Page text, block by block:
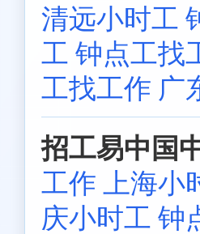
清远小时工
工 钟点工找
工找工作 广
招工易中国
工作 上海
庆小时工 钟